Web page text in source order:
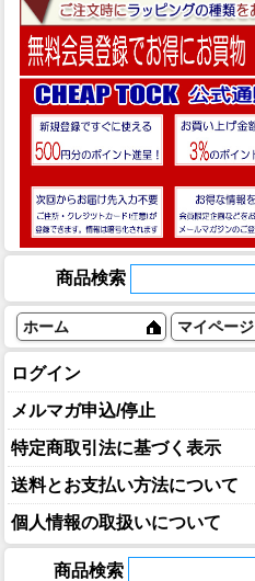
商品検索
ホーム マイページ
ログイン
メルマガ申込/停止
特定商取引法に基づく表示
送料とお支払い方法について
個人情報の取扱いについて
商品検索